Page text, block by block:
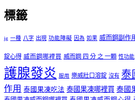
標籤
ig 一種 八字 出現 功能障礙 因為 如果 威而鋼副作
錠心得 威而鋼哪裡買 威而鋼 四 分 之 一顆 性功能
護腺發炎 服用 樂威壯口溶錠 沒有 泰
作用 泰國果凍吃法 泰國果凍哪裡買 泰國